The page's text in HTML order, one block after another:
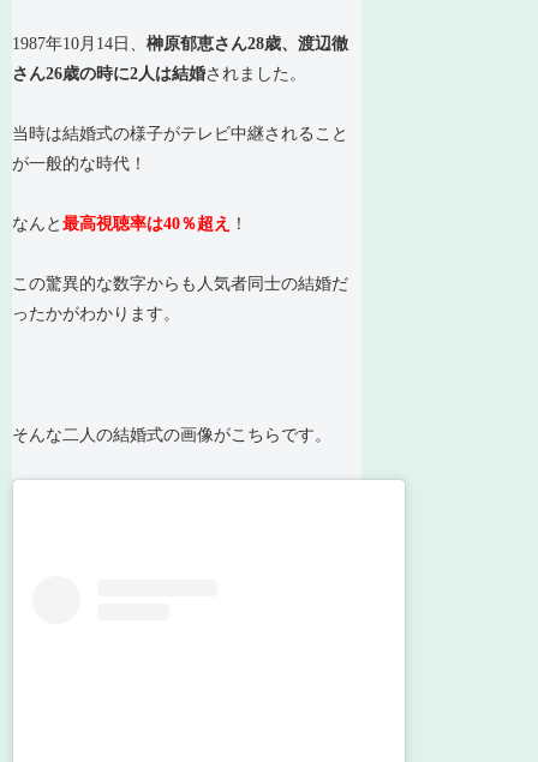
1987年10月14日、榊原郁恵さん28歳、渡辺徹
さん26歳の時に2人は結婚されました。
当時は結婚式の様子がテレビ中継されること
が一般的な時代！
なんと最高視聴率は40％超え ！
この驚異的な数字からも人気者同士の結婚だ
ったかがわかります。
そんな二人の結婚式の画像がこちらです。